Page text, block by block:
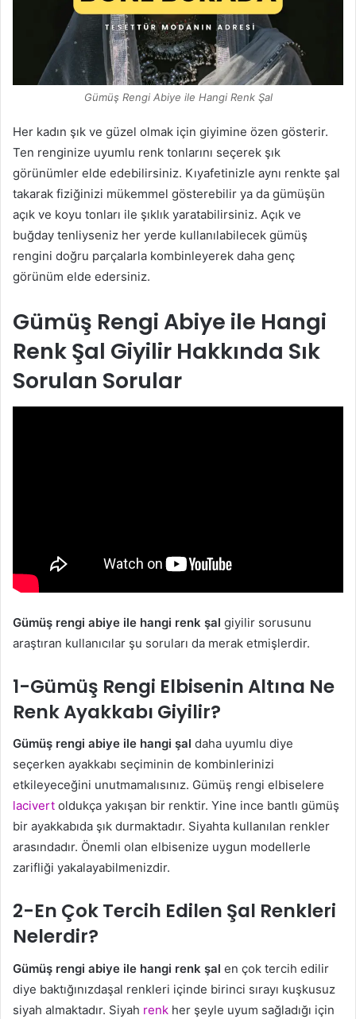
Gümüş Rengi Abiye ile Hangi Renk Şal
Her kadın şık ve güzel olmak için giyimine özen gösterir.
Ten renginize uyumlu renk tonlarını seçerek şık
görünümler elde edebilirsiniz. Kıyafetinizle aynı renkte şal
takarak fiziğinizi mükemmel gösterebilir ya da gümüşün
açık ve koyu tonları ile şıklık yaratabilirsiniz. Açık ve
buğday tenliyseniz her yerde kullanılabilecek gümüş
rengini doğru parçalarla kombinleyerek daha genç
görünüm elde edersiniz.
Gümüş Rengi Abiye ile Hangi
Renk Şal Giyilir Hakkında Sık
Sorulan Sorular
Gümüş rengi abiye ile hangi renk şal giyilir sorusunu
araştıran kullanıcılar şu soruları da merak etmişlerdir.
1-Gümüş Rengi Elbisenin Altına Ne
Renk Ayakkabı Giyilir?
Gümüş rengi abiye ile hangi şal daha uyumlu diye
seçerken ayakkabı seçiminin de kombinlerinizi
etkileyeceğini unutmamalısınız. Gümüş rengi elbiselere
lacivert oldukça yakışan bir renktir. Yine ince bantlı gümüş
bir ayakkabıda şık durmaktadır. Siyahta kullanılan renkler
arasındadır. Önemli olan elbisenize uygun modellerle
zarifliği yakalayabilmenizdir.
2-En Çok Tercih Edilen Şal Renkleri
Nelerdir?
Gümüş rengi abiye ile hangi renk şal en çok tercih edilir
diye baktığınızdaşal renkleri içinde birinci sırayı kuşkusuz
siyah almaktadır. Siyah renk her şeyle uyum sağladığı için